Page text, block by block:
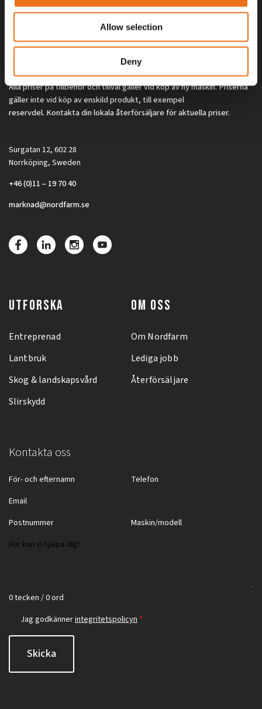
Allow selection
Deny
Alla priser på tillbehör och tillval gäller vid köp av ny maskin. Priserna
gäller inte vid köp av enskild produkt, till exempel
reservdel. Kontakta din lokala återförsäljare för aktuella priser.
Surgatan 12, 602 28
Norrköping, Sweden
+46 (0)11 – 19 70 40
marknad@nordfarm.se
UTFORSKA
Entreprenad
Lantbruk
Skog & landskapsvård
Slirskydd
OM OSS
Om Nordfarm
Lediga jobb
Återförsäljare
Kontakta oss
0 tecken / 0 ord
Jag godkännerintegritetspolicyn *
Skicka